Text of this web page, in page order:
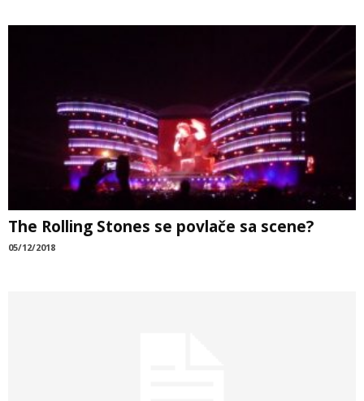
The Rolling Stones se povlače sa scene?
05/12/2018